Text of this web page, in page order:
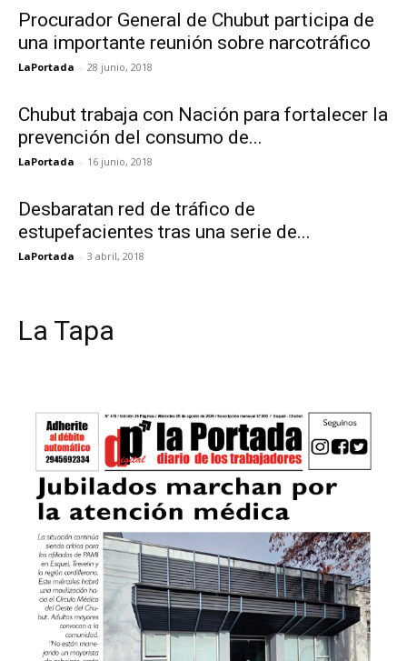
Procurador General de Chubut participa de
una importante reunión sobre narcotráfico
LaPortada - 28 junio, 2018
Chubut trabaja con Nación para fortalecer la
prevención del consumo de...
LaPortada - 16 junio, 2018
Desbaratan red de tráfico de
estupefacientes tras una serie de...
LaPortada - 3 abril, 2018
La Tapa